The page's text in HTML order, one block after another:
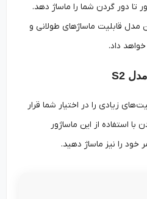
گردن شما را ماساژ دهد.
مدل قابلیت ماساژهای طولانی و
داد.
را در اختیار شما قرار
از این ماساژور
نیز ماساژ دهید.